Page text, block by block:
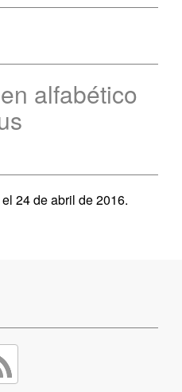
alfabético
el 24 de abril de 2016.